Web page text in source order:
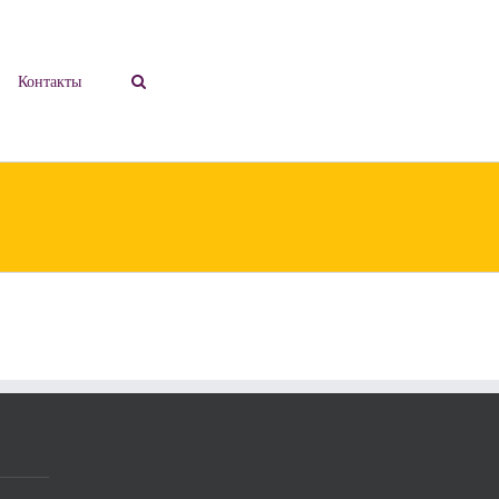
Контакты